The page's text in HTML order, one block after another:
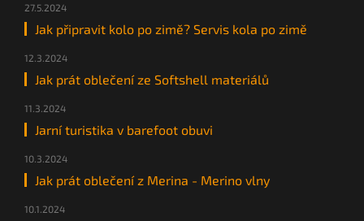
27.5.2024
Jak připravit kolo po zimě? Servis kola po zimě
12.3.2024
Jak prát oblečení ze Softshell materiálů
11.3.2024
Jarní turistika v barefoot obuvi
10.3.2024
Jak prát oblečení z Merina - Merino vlny
10.1.2024